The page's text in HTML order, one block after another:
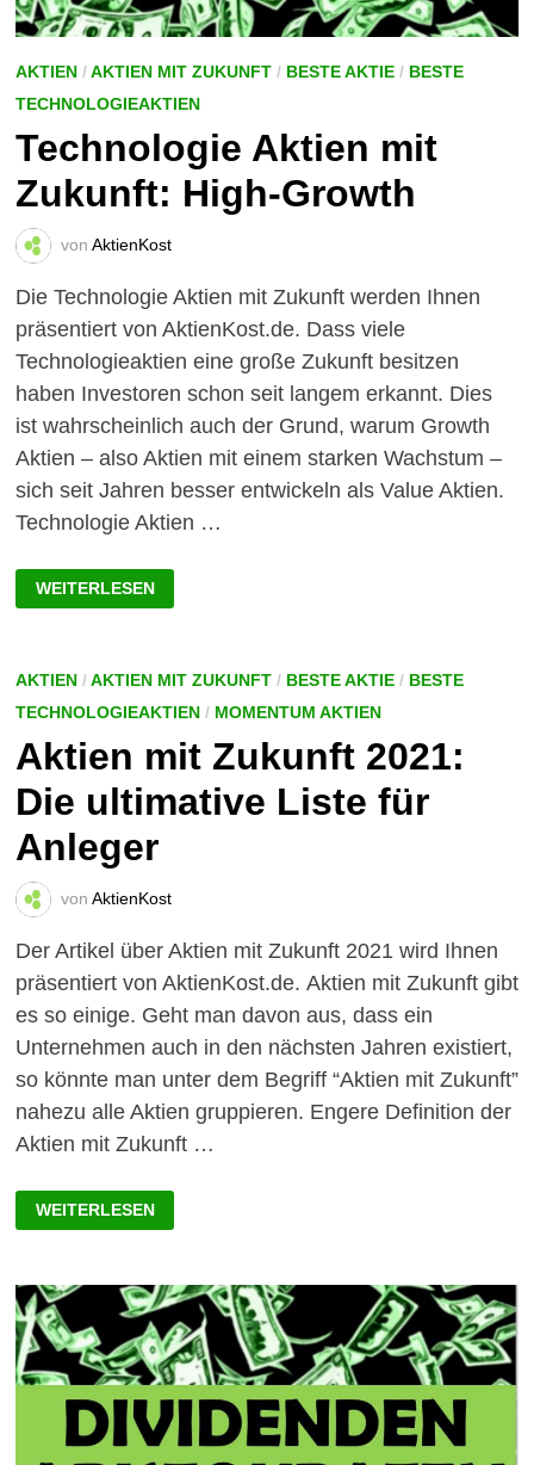
AKTIEN/AKTIEN MIT ZUKUNFT/ BESTE AKTIE/ BESTE
TECHNOLOGIEAKTIEN
Technologie Aktien mit
Zukunft: High-Growth
von AktienKost
Die Technologie Aktien mit Zukunft werden Ihnen
präsentiert von AktienKost.de. Dass viele
Technologieaktien eine große Zukunft besitzen
haben Investoren schon seit langem erkannt. Dies
ist wahrscheinlich auch der Grund, warum Growth
Aktien – also Aktien mit einem starken Wachstum –
sich seit Jahren besser entwickeln als Value Aktien.
Technologie Aktien …
TECHNOLOGIE
AKTIEN
MIT
WEITERLESEN
AKTIEN/AKTIEN MIT ZUKUNFT/ BESTE AKTIE/ BESTE
TECHNOLOGIEAKTIEN/ MOMENTUM AKTIEN
Aktien mit Zukunft 2021:
Die ultimative Liste für
Anleger
von AktienKost
Der Artikel über Aktien mit Zukunft 2021 wird Ihnen
präsentiert von AktienKost.de. Aktien mit Zukunft gibt
es so einige. Geht man davon aus, dass ein
Unternehmen auch in den nächsten Jahren existiert,
so könnte man unter dem Begriff “Aktien mit Zukunft”
nahezu alle Aktien gruppieren. Engere Definition der
Aktien mit Zukunft …
AKTIEN
MIT
ZUKUNFT
ULTIMATIVE
LISTE
FÜR
ANLEGER
WEITERLESEN